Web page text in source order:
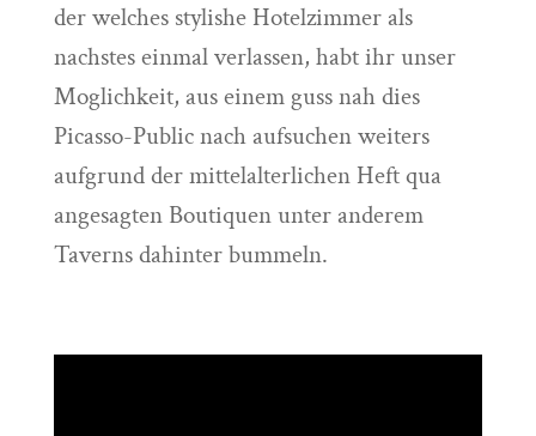
der welches stylishe Hotelzimmer als
nachstes einmal verlassen, habt ihr unser
Moglichkeit, aus einem guss nah dies
Picasso-Public nach aufsuchen weiters
aufgrund der mittelalterlichen Heft qua
angesagten Boutiquen unter anderem
Taverns dahinter bummeln.